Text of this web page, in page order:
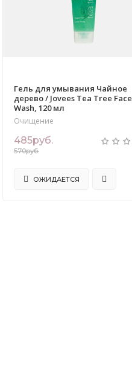
Гель для умывания Чайное
дерево / Jovees Tea Tree Face
Wash, 120 мл
Очищение
485руб.
570руб.
ОЖИДАЕТСЯ